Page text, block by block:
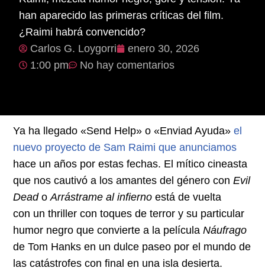
han aparecido las primeras críticas del film.
¿Raimi habrá convencido?
Carlos G. Loygorri
enero 30, 2026
1:00 pm
No hay comentarios
Ya ha llegado «Send Help» o «Enviad Ayuda»el
nuevo proyecto de Sam Raimi que anunciamos
hace un años por estas fechas. El mítico cineasta
que nos cautivó a los amantes del género conEvil
DeadoArrástrame al infierno está de vuelta
con un thriller con toques de terror y su particular
humor negro que convierte a la películaNáufrago
de Tom Hanks en un dulce paseo por el mundo de
las catástrofes con final en una isla desierta.